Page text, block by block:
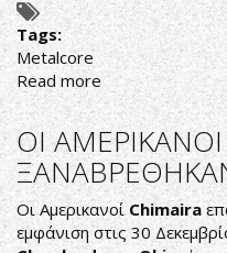
Tags:
Metalcore
Read more about
AS
I
LAY
DYING:
ΘΑ
ΣΕ
OI ΑΜΕΡΙΚΑΝΟΙ
Οι ΑμερικανοίChimaira
εμφάνιση στις 30